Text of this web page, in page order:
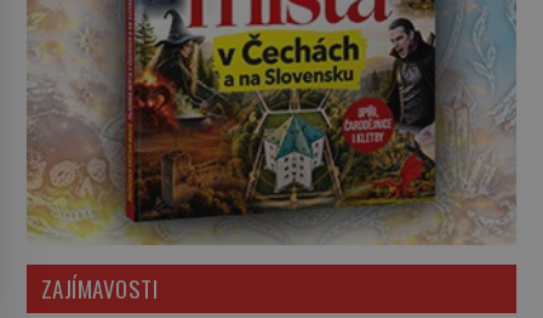
ZAJÍMAVOSTI